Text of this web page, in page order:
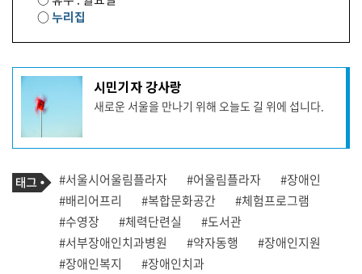
○누리집
기
자
프
필
시민기자 강사랑
새로운 서울을 만나기 위해 오늘도 길 위에 섭니다.
기
사
관
련
태
그
태
그
#서울시어울림플라자 #어울림플라자
#장애인
#배리어프리
#복합문화공간
#체험프로그램
#수영장
#체력단련실
#도서관
#서부장애인치과병원
#약자동행
#장애인지원
#장애인복지
#장애인치과